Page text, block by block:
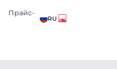
Прайс-
RU